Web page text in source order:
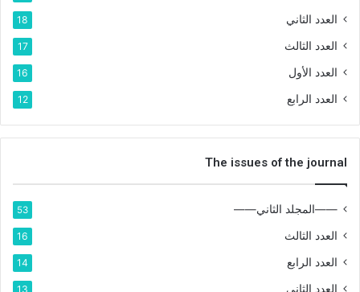
العدد الثاني 18
العدد الثالث 17
العدد الأول 16
العدد الرابع 12
The issues of the journal
——المجلد الثاني—— 53
العدد الثالث 16
العدد الرابع 14
العدد الثاني 13